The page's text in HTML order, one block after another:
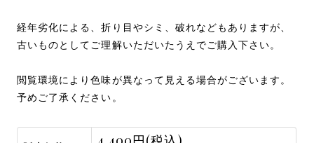
経年劣化による、折り目やシミ、破れなどもありますが、
古いものとしてご理解いただいたうえでご購入下さい。
閲覧環境により色味が異なって見える場合がございます。
予めご了承ください。